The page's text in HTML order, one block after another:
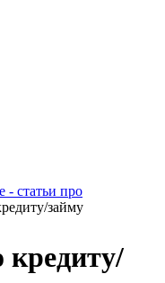
- статьи про
займу
кредиту/